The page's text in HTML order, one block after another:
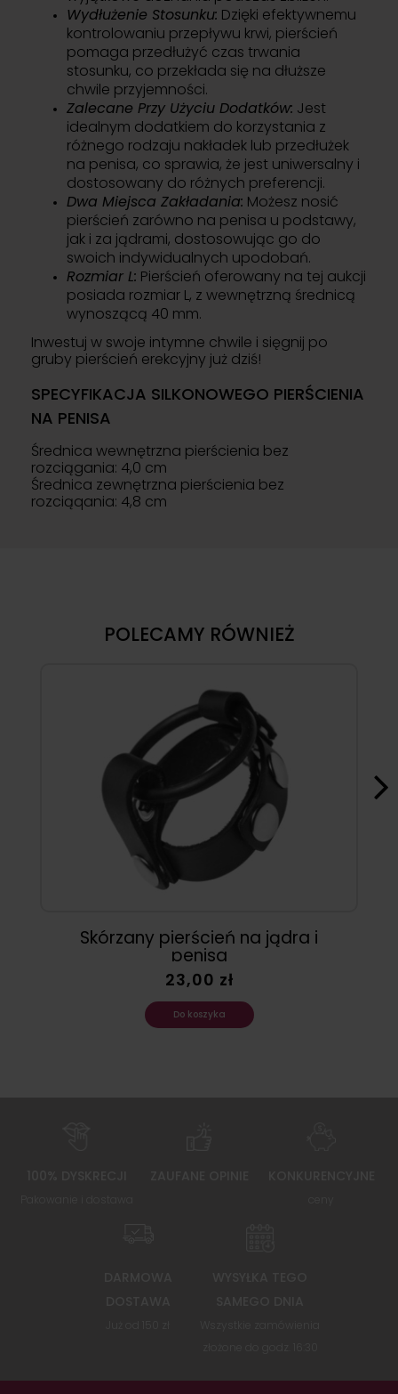
Wydłużenie Stosunku: Dzięki efektywnemu
kontrolowaniu przepływu krwi, pierścień
pomaga przedłużyć czas trwania
stosunku, co przekłada się na dłuższe
chwile przyjemności.
Zalecane Przy Użyciu Dodatków: Jest
idealnym dodatkiem do korzystania z
różnego rodzaju nakładek lub przedłużek
na penisa, co sprawia, że jest uniwersalny i
dostosowany do różnych preferencji.
Dwa Miejsca Zakładania: Możesz nosić
pierścień zarówno na penisa u podstawy,
jak i za jądrami, dostosowując go do
swoich indywidualnych upodobań.
Rozmiar L: Pierścień oferowany na tej aukcji
posiada rozmiar L, z wewnętrzną średnicą
wynoszącą 40 mm.
Inwestuj w swoje intymne chwile i sięgnij po
gruby pierścień erekcyjny już dziś!
SPECYFIKACJA SILKONOWEGO PIERŚCIENIA
NA PENISA
Średnica wewnętrzna pierścienia bez
rozciągania: 4,0 cm
Średnica zewnętrzna pierścienia bez
rozciąqania: 4,8 cm
POLECAMY RÓWNIEŻ
Skórzany pierścień na jądra i
penisa
23,00 zł
Do koszyka